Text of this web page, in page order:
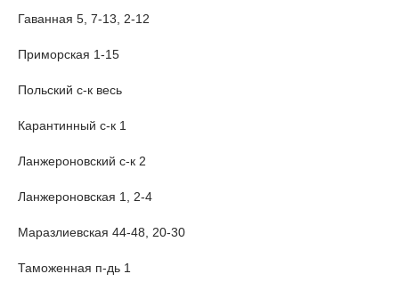
Гаванная 5, 7-13, 2-12
Приморская 1-15
Польский с-к весь
Карантинный с-к 1
Ланжероновский с-к 2
Ланжероновская 1, 2-4
Маразлиевская 44-48, 20-30
Таможенная п-дь 1